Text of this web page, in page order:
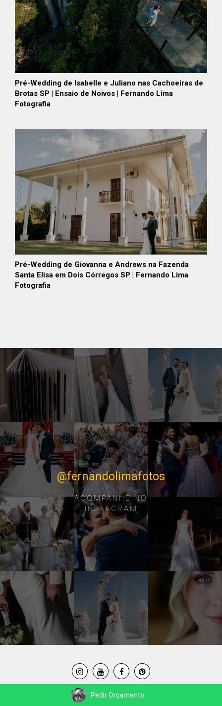
Pré-Wedding de Isabelle e Juliano nas Cachoeiras de
Brotas SP | Ensaio de Noivos | Fernando Lima
Fotografia
Pré-Wedding de Giovanna e Andrews na Fazenda
Santa Elisa em Dois Córregos SP | Fernando Lima
Fotografia
@fernandolimafotos
ACOMPANHE NO
INSTAGRAM
Pedir Orçamento